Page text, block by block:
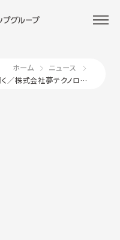
ホーム
ニュース
キャリアを切り開く／株式会社夢テクノロジー